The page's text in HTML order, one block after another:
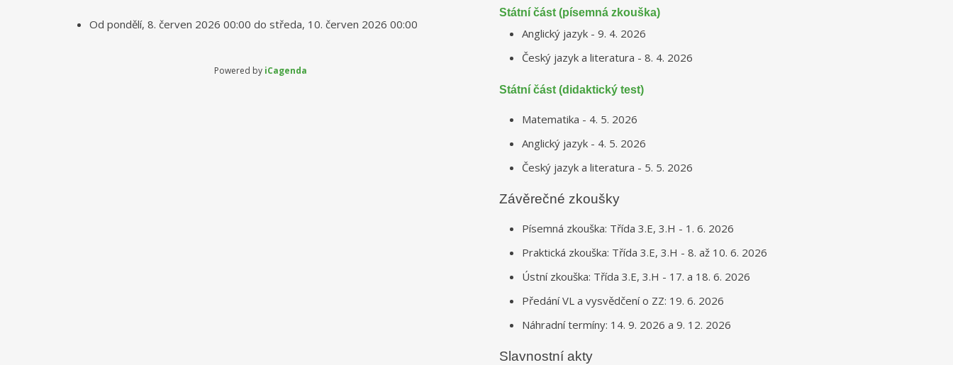
Státní část (písemná zkouška)
Anglický jazyk - 9. 4. 2026
Český jazyk a literatura - 8. 4. 2026
Státní část (didaktický test)
Matematika - 4. 5. 2026
Anglický jazyk - 4. 5. 2026
Český jazyk a literatura - 5. 5. 2026
Závěrečné zkoušky
Písemná zkouška: Třída 3.E, 3.H - 1. 6. 2026
Praktická zkouška: Třída 3.E, 3.H - 8. až 10. 6. 2026
Ústní zkouška: Třída 3.E, 3.H - 17. a 18. 6. 2026
Předání VL a vysvědčení o ZZ: 19. 6. 2026
Náhradní termíny: 14. 9. 2026 a 9. 12. 2026
Slavnostní akty
Od pondělí, 8. červen 2026 00:00 do středa, 10. červen 2026 00:00
Powered by iCagenda